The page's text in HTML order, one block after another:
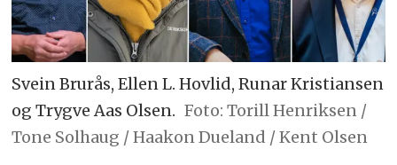
Svein Brurås, Ellen L. Hovlid, Runar Kristiansen
og Trygve Aas Olsen. Foto: Torill Henriksen /
Tone Solhaug / Haakon Dueland / Kent Olsen